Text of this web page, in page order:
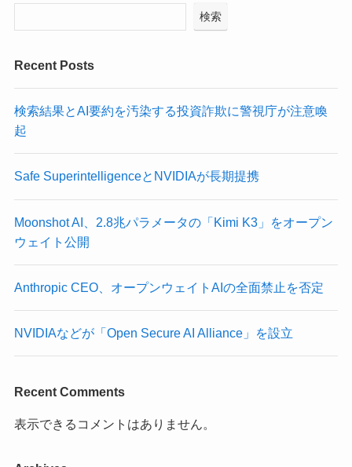
検索
Recent Posts
検索結果とAI要約を汚染する投資詐欺に警視庁が注意喚
起
Safe SuperintelligenceとNVIDIAが長期提携
Moonshot AI、2.8兆パラメータの「Kimi K3」をオープン
ウェイト公開
Anthropic CEO、オープンウェイトAIの全面禁止を否定
NVIDIAなどが「Open Secure AI Alliance」を設立
Recent Comments
表示できるコメントはありません。